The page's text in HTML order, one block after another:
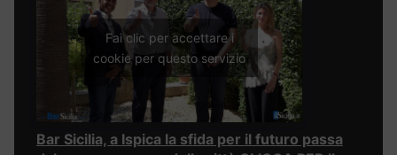
Fai clic per accettare i
cookie per questo servizio
Bar Sicilia, a Ispica la sfida per il futuro passa